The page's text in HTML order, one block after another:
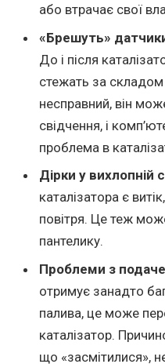
або втрачає свої
«Брешуть»
До і після
стежать за
несправний, він
свідчення, і
проблема в
Дірки у вихлопній
каталізатора є
повітря. Це теж
пантелику.
Проблеми з
отримує занадто
палива, це може
каталізатор.
що «засмітилися»,